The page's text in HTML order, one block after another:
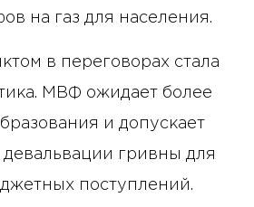
на газ для населения.
в переговорах стала
МВФ ожидает более
и допускает
девальвации гривны для
поступлений.